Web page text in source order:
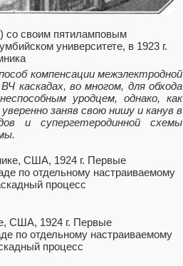
со своим пятиламповым
университете, в 1923 г.
компенсации межэлектродной
каскадах, во многом, для обхода
уродцем, однако, как
заняв свою нишу и канув в
и супергетеродинной схемы
США, 1924 г. Первые
по отдельному настраиваемому
процесс